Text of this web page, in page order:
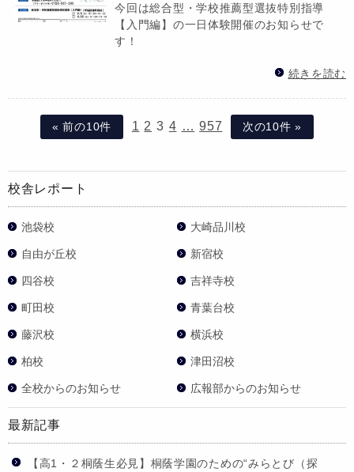
今回は総合型・学校推薦型選抜特別指導
【入門編】の一日体験開催のお知らせで
す！
続きを読む
« 前の10件 1 2 3 4 … 957 次の10件 »
校舎レポート
池袋校 大崎品川校
自由が丘校 新宿校
四谷校 吉祥寺校
町田校 青葉台校
藤沢校 横浜校
柏校 津田沼校
全校からのお知らせ 広報部からのお知らせ
最新記事
【高1・２桐蔭生必見】桐蔭学園のための“みらとび（探